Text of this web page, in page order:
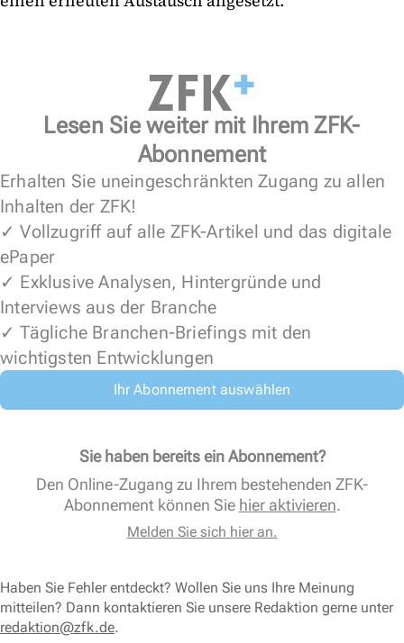
Lesen Sie weiter mit Ihrem ZFK-
Abonnement
Erhalten Sie uneingeschränkten Zugang zu allen
Inhalten der ZFK!
✓ Vollzugriff auf alle ZFK-Artikel und das digitale
ePaper
✓ Exklusive Analysen, Hintergründe und
Interviews aus der Branche
✓ Tägliche Branchen-Briefings mit den
wichtigsten Entwicklungen
Ihr Abonnement auswählen
Sie haben bereits ein Abonnement?
Den Online-Zugang zu Ihrem bestehenden ZFK-
Abonnement können Sie hier aktivieren.
Melden Sie sich hier an.
Haben Sie Fehler entdeckt? Wollen Sie uns Ihre Meinung
mitteilen? Dann kontaktieren Sie unsere Redaktion gerne unter
redaktion@zfk.de.